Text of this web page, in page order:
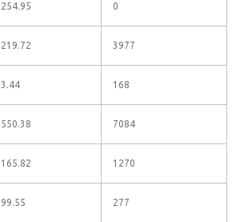
254.95 0
219.72 3977
3.44 168
550.38 7084
165.82 1270
99.55 277